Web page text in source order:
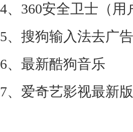
4、360安全卫士（用
5、搜狗输入法去广
6、最新酷狗音乐
7、爱奇艺影视最新